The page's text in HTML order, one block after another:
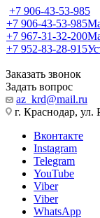
+7 906-43-53-985
+7 906-43-53-985
+7 967-31-32-200
+7 952-83-28-915
Заказать звонок
Задать вопрос
az_krd@mail.ru
г. Краснодар, ул.
Вконтакте
Instagram
Telegram
YouTube
Viber
Viber
WhatsApp